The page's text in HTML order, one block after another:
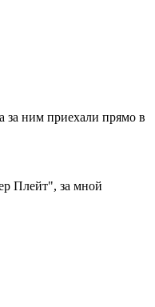
за ним приехали прямо в
Плейт", за мной